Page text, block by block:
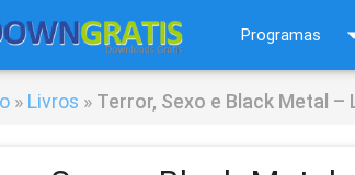
Programas
» Livros » Terror, Sexo e Black Metal